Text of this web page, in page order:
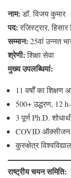
नाम:डॉ. विजय कुमार
पद:रजिस्ट्रार, हिसार
सम्मान: 25वां उन्नत
श्रेणी:शिक्षा सेवा
मुख्य उपलब्धियां:
11 वर्षों का शिक्षण
500+ उद्धरण, 12
3 पूर्ण Ph.D.
COVID ऑक्सीजन
कुरुक्षेत्र
राष्ट्रीय चयन समिति: